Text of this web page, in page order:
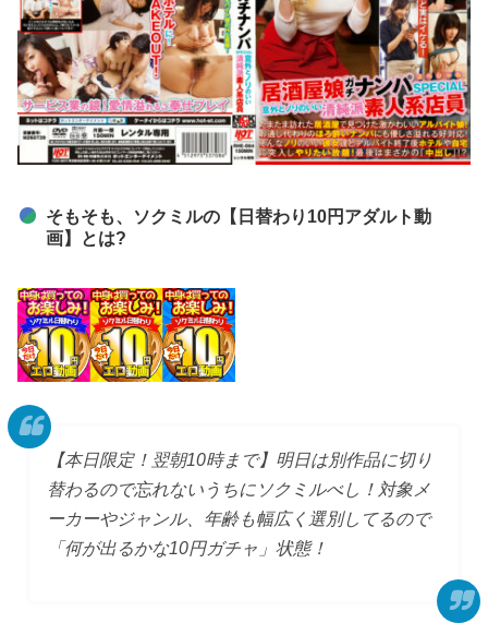
そもそも、ソクミルの【日替わり10円アダルト動
画】とは?
【本日限定！翌朝10時まで】明日は別作品に切り
替わるので忘れないうちにソクミルべし！対象メ
ーカーやジャンル、年齢も幅広く選別してるので
「何が出るかな10円ガチャ」状態！